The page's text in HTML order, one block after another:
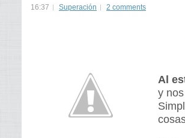
16:37 Superación 2 comments
Al
y